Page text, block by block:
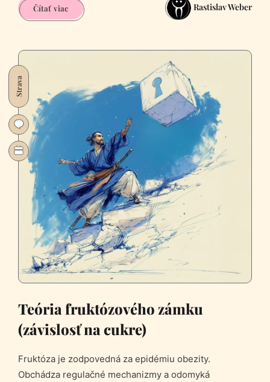
Čítať viacTigria
masť
starnúca
Rastislav Weber
Strava
Teória fruktózového zámku
(závislosť na cukre)
Fruktóza je zodpovedná za epidémiu obezity.
Obchádza regulačné mechanizmy a odomyká